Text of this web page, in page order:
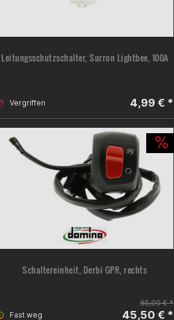
Leitungsschutzschalter, Surron Lightbee, 100A
Vergriffen 4,99 € *
Schaltereinheit, Derbi GPR, rechts
Fast weg
65,00 € *
45,50 € *